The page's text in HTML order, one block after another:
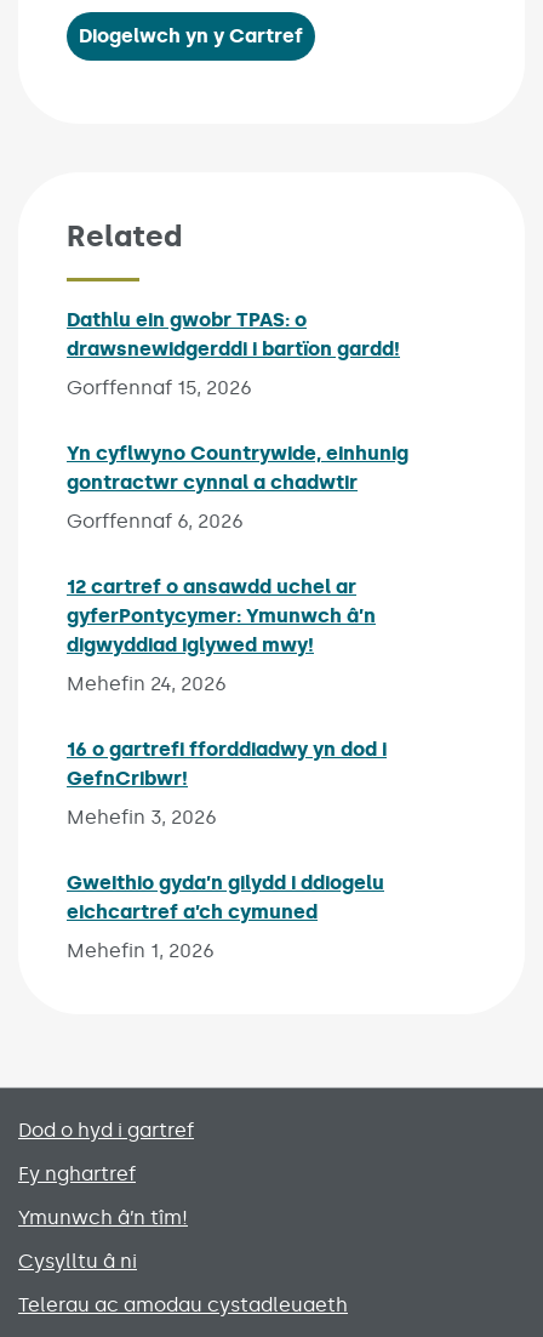
Diogelwch yn y Cartref
Related
Dathlu ein gwobr TPAS: o
drawsnewidgerddi i bartïon gardd!
Gorffennaf 15, 2026
Yn cyflwyno Countrywide, einhunig
gontractwr cynnal a chadwtir
Gorffennaf 6, 2026
12 cartref o ansawdd uchel ar
gyferPontycymer: Ymunwch â’n
digwyddiad iglywed mwy!
Mehefin 24, 2026
16 o gartrefi fforddiadwy yn dod i
GefnCribwr!
Mehefin 3, 2026
Gweithio gyda’n gilydd i ddiogelu
eichcartref a’ch cymuned
Mehefin 1, 2026
Primary footer menu
Dod o hyd i gartref
Fy nghartref
Ymunwch â’n tîm!
Cysylltu â ni
Telerau ac amodau cystadleuaeth